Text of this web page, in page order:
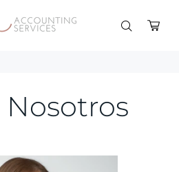
Nosotros